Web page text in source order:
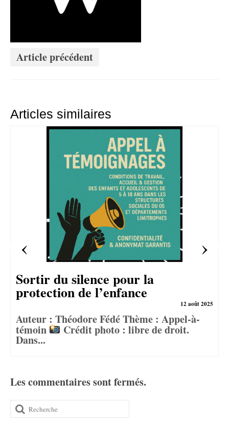
Article précédent
Articles similaires
Sortir du silence pour la
protection de l’enfance
12 août 2025
Auteur : Théodore Fédé Thème : Appel-à-
témoin Crédit photo : libre de droit.
Dans...
Les commentaires sont fermés.
Rechercher
: